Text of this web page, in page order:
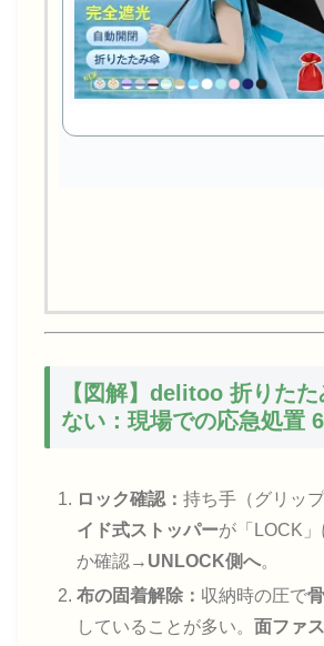
【図解】delitoo 折りた
ない：現場での応急処置
ロック確認：持ち手（グリッ
イド式ストッパーが「LOCK
か確認→ UNLOCK側へ。
布の固着解除： 収納時の圧で
していることが多い。面ファ